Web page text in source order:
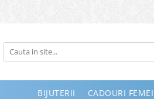
BIJUTERII CADOURI FEMEI